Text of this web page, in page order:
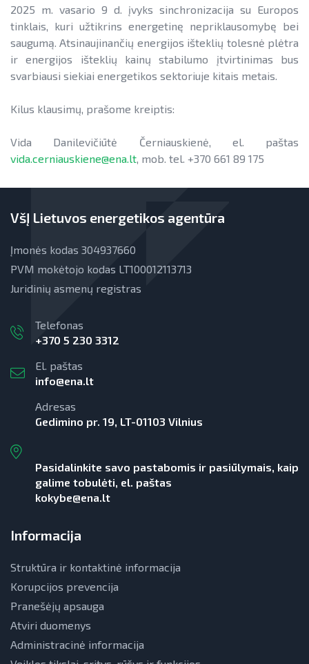
2025 m. vasario 9 d. įvyks sinchronizacija su Europos
tinklais, kuri užtikrins energetinę nepriklausomybę bei
saugumą. Atsinaujinančių energijos išteklių tolesnė plėtra
ir energijos išteklių kainų stabilumo įtvirtinimas bus
svarbiausi siekiai energetikos sektoriuje kitais metais.
Kilus klausimų, prašome kreiptis:
Vida Danilevičiūtė Černiauskienė, el. paštas
vida.cerniauskiene@ena.lt , mob. tel. +370 661 89 175
VšĮ Lietuvos energetikos agentūra
Įmonės kodas 304937660
PVM mokėtojo kodas LT100012113713
Juridinių asmenų registras
Telefonas
+370 5 230 3312
El. paštas
info@ena.lt
Adresas
Gedimino pr. 19, LT-01103 Vilnius
Pasidalinkite savo pastabomis ir pasiūlymais, kaip
galime tobulėti, el. paštas
kokybe@ena.lt
Informacija
Struktūra ir kontaktinė informacija
Korupcijos prevencija
Pranešėjų apsauga
Atviri duomenys
Administracinė informacija